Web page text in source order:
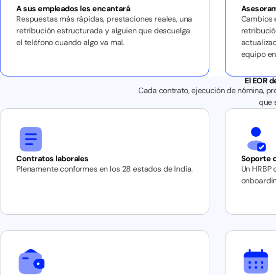
A sus empleados les encantará
Respuestas más rápidas, prestaciones reales, una
retribución estructurada y alguien que descuelga
el teléfono cuando algo va mal.
Cambios
equipo
El EOR
Cada contrato, ejecución de nómina,
que
Contratos laborales
Plenamente conformes en los 28 estados de India.
Soporte
Un